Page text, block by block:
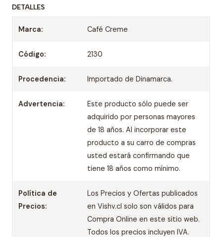
DETALLES
Marca: Café Creme
Código: 2130
Procedencia: Importado de Dinamarca.
Advertencia:
Este producto sólo puede ser
adquirido por personas mayores
de 18 años. Al incorporar este
producto a su carro de compras
usted estará confirmando que
tiene 18 años como mínimo.
Política de
Precios:
Los Precios y Ofertas publicados
en Vishv.cl solo son válidos para
Compra Online en este sitio web.
Todos los precios incluyen IVA.